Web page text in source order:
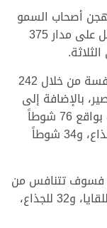
أصحاب السمو
والسعادة الشيوخ وكذلك هجن أبناء القبائل على مدار 375
حيث ستخوض هجن أبناء القبائل غمار المنافسة من خلال 242
بالإضافة إلى
أشواط هجن السباق التراثي الثلاثة، وذلك بواقع 76 شوطاً
للحقايق، و51 شوطاً للقايا، و48 شوطاً للجذاع، و34 شوطاً
فسوف تتنافس من
خلال 133 شوطاً، بواقع 18 للحقايق، و34 للقايا، و32 للجذاع،